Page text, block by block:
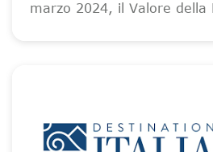
marzo 2024, il Valore della